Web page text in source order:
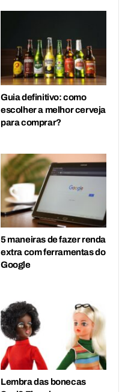
Guia definitivo: como
escolher a melhor cerveja
para comprar?
5 maneiras de fazer renda
extra com ferramentas do
Google
Lembra das bonecas